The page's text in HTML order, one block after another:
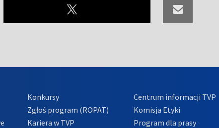
Konkursy
Zgłoś program (ROPAT)
Kariera w TVP
Centrum informacji TVP
Komisja Etyki
Program dla prasy